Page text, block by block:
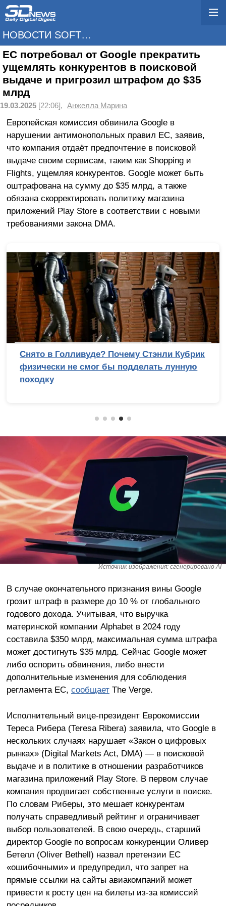
НОВОСТИ SOFTWARE
ЕС потребовал от Google прекратить
ущемлять конкурентов в поисковой
выдаче и пригрозил штрафом до $35
млрд
19.03.2025 [22:06], Анжелла Марина
Европейская комиссия обвинила Google в
нарушении антимонопольных правил ЕС, заявив,
что компания отдаёт предпочтение в поисковой
выдаче своим сервисам, таким как Shopping и
Flights, ущемляя конкурентов. Google может быть
оштрафована на сумму до $35 млрд, а также
обязана скорректировать политику магазина
приложений Play Store в соответствии с новыми
требованиями закона DMA.
Снято в Голливуде? Почему Стэнли Кубрик
физически не смог бы подделать лунную
походку
Источник изображения: сгенерировано AI
В случае окончательного признания вины Google
грозит штраф в размере до 10 % от глобального
годового дохода. Учитывая, что выручка
материнской компании Alphabet в 2024 году
составила $350 млрд, максимальная сумма штрафа
может достигнуть $35 млрд. Сейчас Google может
либо оспорить обвинения, либо внести
дополнительные изменения для соблюдения
регламента ЕС, сообщаетThe Verge.
Исполнительный вице-президент Еврокомиссии
Тереса Рибера (Teresa Ribera) заявила, что Google в
нескольких случаях нарушает «Закон о цифровых
рынках» (Digital Markets Act, DMA) — в поисковой
выдаче и в политике в отношении разработчиков
магазина приложений Play Store. В первом случае
компания продвигает собственные услуги в поиске.
По словам Риберы, это мешает конкурентам
получать справедливый рейтинг и ограничивает
выбор пользователей. В свою очередь, старший
директор Google по вопросам конкуренции Оливер
Бетелл (Oliver Bethell) назвал претензии ЕС
«ошибочными» и предупредил, что запрет на
прямые ссылки на сайты авиакомпаний может
привести к росту цен на билеты из-за комиссий